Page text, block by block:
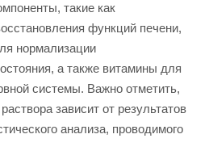
такие как
функций печени,
нормализации
а также витамины для
системы. Важно отметить,
зависит от результатов
анализа, проводимого